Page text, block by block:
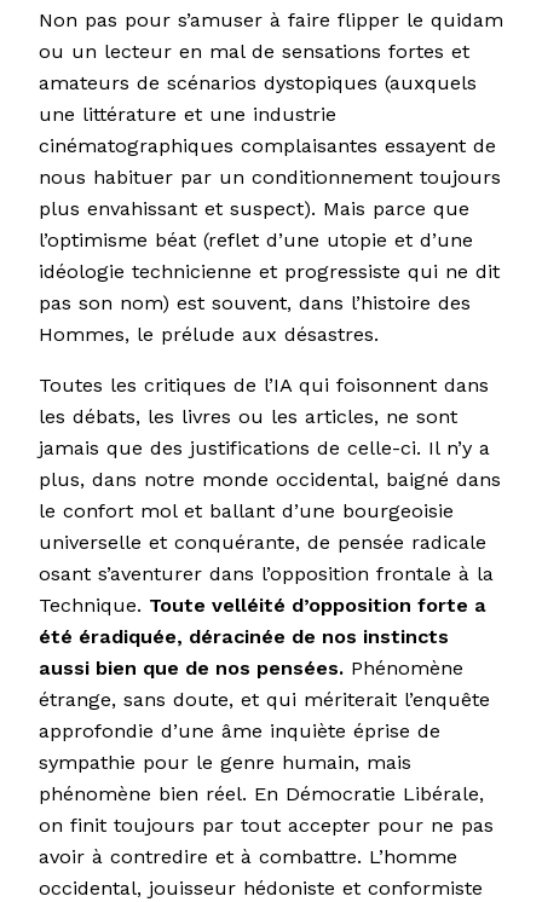
Non pas pour s’amuser à faire flipper le quidam
ou un lecteur en mal de sensations fortes et
amateurs de scénarios dystopiques (auxquels
une littérature et une industrie
cinématographiques complaisantes essayent de
nous habituer par un conditionnement toujours
plus envahissant et suspect). Mais parce que
l’optimisme béat (reflet d’une utopie et d’une
idéologie technicienne et progressiste qui ne dit
pas son nom) est souvent, dans l’histoire des
Hommes, le prélude aux désastres.
Toutes les critiques de l’IA qui foisonnent dans
les débats, les livres ou les articles, ne sont
jamais que des justifications de celle-ci. Il n’y a
plus, dans notre monde occidental, baigné dans
le confort mol et ballant d’une bourgeoisie
universelle et conquérante, de pensée radicale
osant s’aventurer dans l’opposition frontale à la
Technique. Toute velléité d’opposition forte a
été éradiquée, déracinée de nos instincts
aussi bien que de nos pensées. Phénomène
étrange, sans doute, et qui mériterait l’enquête
approfondie d’une âme inquiète éprise de
sympathie pour le genre humain, mais
phénomène bien réel. En Démocratie Libérale,
on finit toujours par tout accepter pour ne pas
avoir à contredire et à combattre. L’homme
occidental, jouisseur hédoniste et conformiste